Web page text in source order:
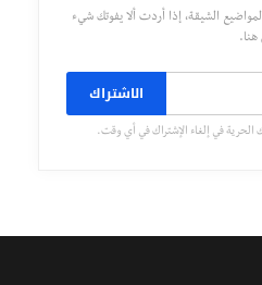
الشيقة، إذا أردت ألا يفوتك شيء
هنا.
الاشتراك
الحرية في إلغاء الإشتراك في أي وقت.